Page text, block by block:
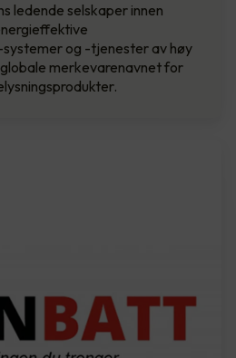
ledende selskaper innen
og -tjenester av høy
merkevarenavnet for